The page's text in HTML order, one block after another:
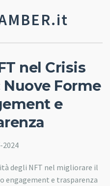
nel Crisis
Forme
e
2024
degli NFT nel migliorare il
engagement e trasparenza